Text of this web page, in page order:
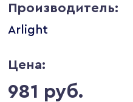
Производитель:
Arlight
Цена:
981 руб.